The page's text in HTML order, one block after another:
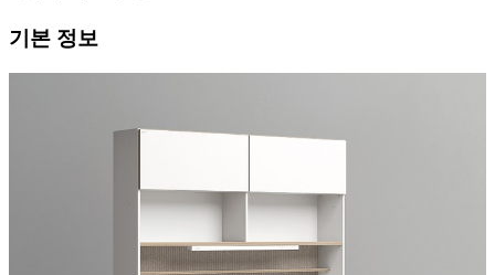
기본 정보